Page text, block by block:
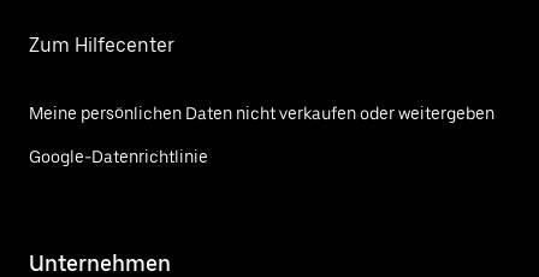
Zum Hilfecenter
Meine persönlichen Daten nicht verkaufen oder weitergeben
Google-Datenrichtlinie
Unternehmen